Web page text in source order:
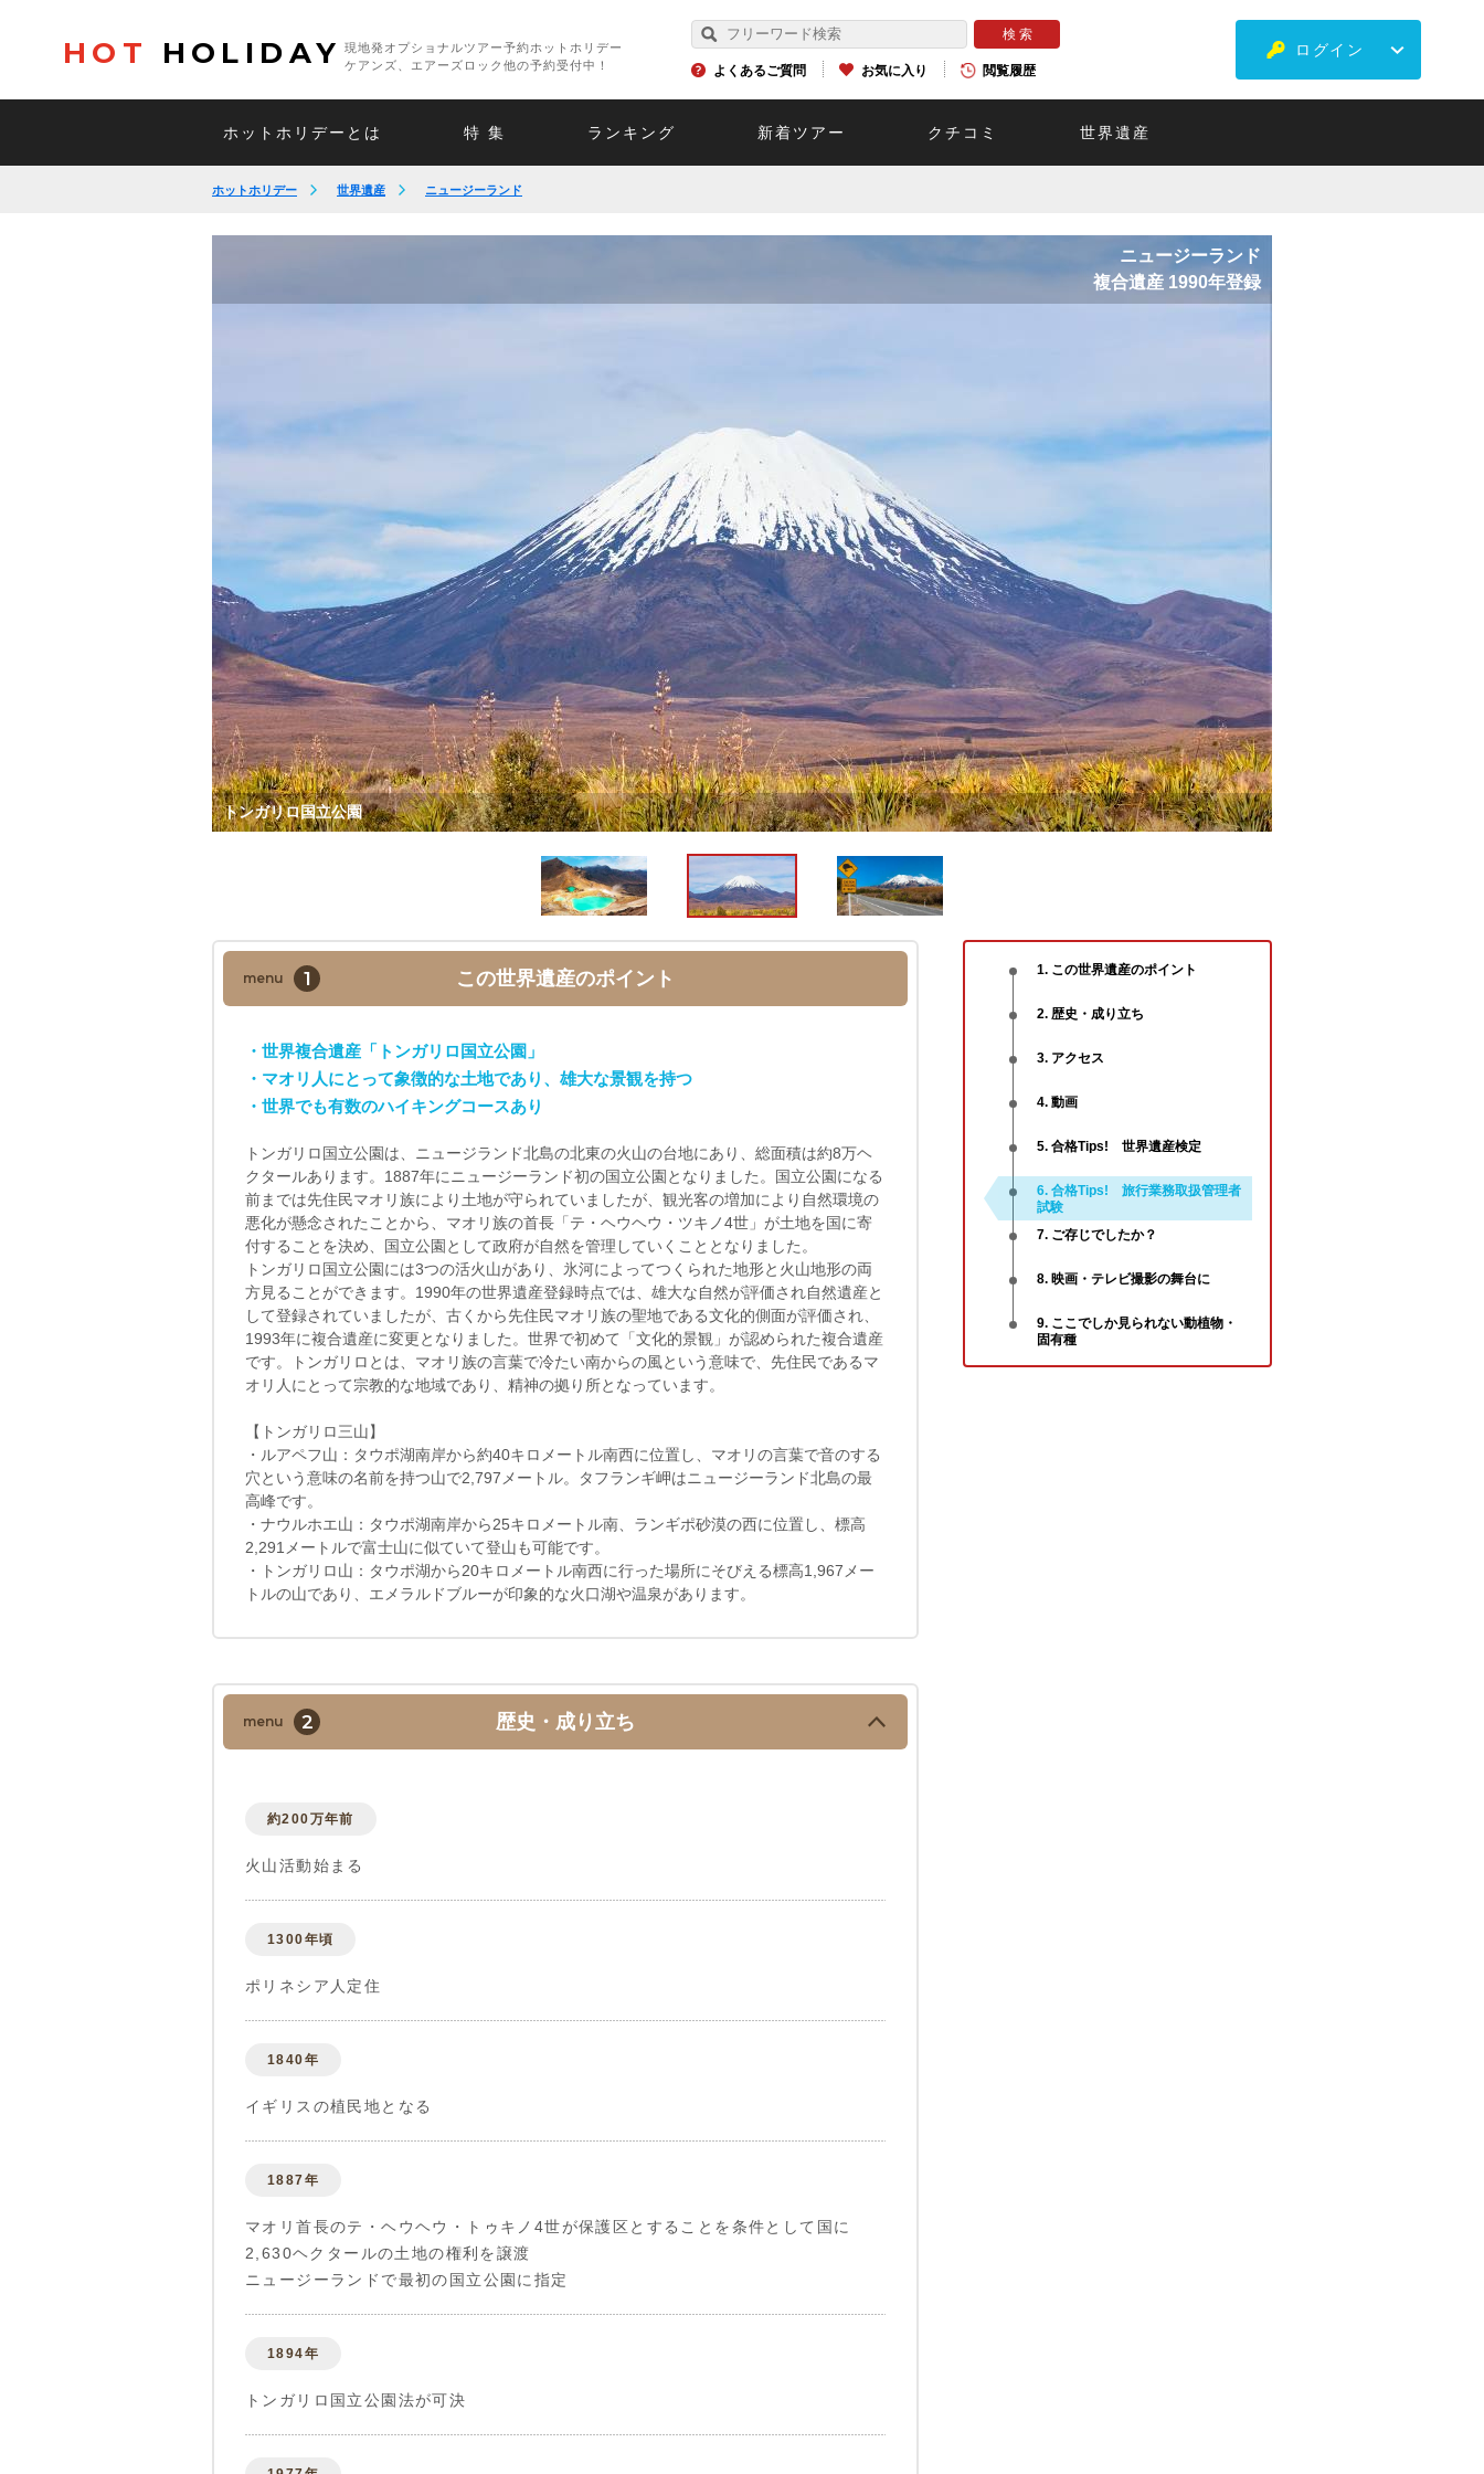
HOT HOLIDAY
現地発オプショナルツアー予約ホットホリデー
ケアンズ、エアーズロック他の予約受付中！
よくあるご質問 お気に入り 閲覧履歴
ログイン
ホットホリデーとは 特 集 ランキング 新着ツアー クチコミ 世界遺産
ホットホリデー 世界遺産 ニュージーランド
トンガリロ国立公園
ニュージーランド
複合遺産 1990年登録
menu 1 この世界遺産のポイント
・世界複合遺産「トンガリロ国立公園」
・マオリ人にとって象徴的な土地であり、雄大な景観を持つ
・世界でも有数のハイキングコースあり
トンガリロ国立公園は、ニュージランド北島の北東の火山の台地にあり、総面積は約8万ヘ
クタールあります。1887年にニュージーランド初の国立公園となりました。国立公園になる
前までは先住民マオリ族により土地が守られていましたが、観光客の増加により自然環境の
悪化が懸念されたことから、マオリ族の首長「テ・ヘウヘウ・ツキノ4世」が土地を国に寄
付することを決め、国立公園として政府が自然を管理していくこととなりました。
トンガリロ国立公園には3つの活火山があり、氷河によってつくられた地形と火山地形の両
方見ることができます。1990年の世界遺産登録時点では、雄大な自然が評価され自然遺産と
して登録されていましたが、古くから先住民マオリ族の聖地である文化的側面が評価され、
1993年に複合遺産に変更となりました。世界で初めて「文化的景観」が認められた複合遺産
です。トンガリロとは、マオリ族の言葉で冷たい南からの風という意味で、先住民であるマ
オリ人にとって宗教的な地域であり、精神の拠り所となっています。
【トンガリロ三山】
・ルアペフ山：タウポ湖南岸から約40キロメートル南西に位置し、マオリの言葉で音のする
穴という意味の名前を持つ山で2,797メートル。タフランギ岬はニュージーランド北島の最
高峰です。
・ナウルホエ山：タウポ湖南岸から25キロメートル南、ランギポ砂漠の西に位置し、標高
2,291メートルで富士山に似ていて登山も可能です。
・トンガリロ山：タウポ湖から20キロメートル南西に行った場所にそびえる標高1,967メー
トルの山であり、エメラルドブルーが印象的な火口湖や温泉があります。
menu 2 歴史・成り立ち
約200万年前
火山活動始まる
1300年頃
ポリネシア人定住
1840年
イギリスの植民地となる
1887年
マオリ首長のテ・ヘウヘウ・トゥキノ4世が保護区とすることを条件として国に
2,630ヘクタールの土地の権利を譲渡
ニュージーランドで最初の国立公園に指定
1894年
トンガリロ国立公園法が可決
1. この世界遺産のポイント
2. 歴史・成り立ち
3. アクセス
4. 動画
5. 合格Tips! 世界遺産検定
6. 合格Tips! 旅行業務取扱管理者
試験
7. ご存じでしたか？
8. 映画・テレビ撮影の舞台に
9. ここでしか見られない動植物・
固有種